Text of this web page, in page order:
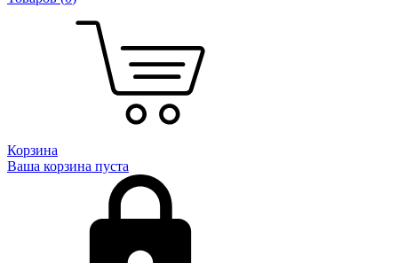
Корзина
Ваша корзина пуста